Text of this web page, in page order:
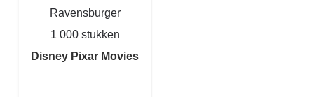
Ravensburger
1 000 stukken
Disney Pixar Movies